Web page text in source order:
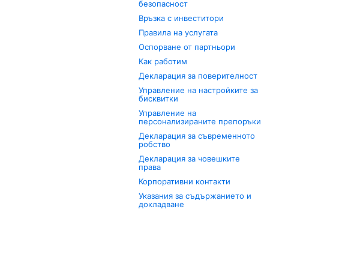
безопасност
Връзка с инвеститори
Правила на услугата
Оспорване от партньори
Как работим
Декларация за поверителност
Управление на настройките за
бисквитки
Управление на
персонализираните препоръки
Декларация за съвременното
робство
Декларация за човешките
права
Корпоративни контакти
Указания за съдържанието и
докладване